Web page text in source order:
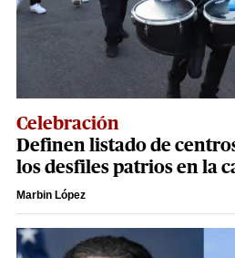
Celebración
Definen listado de
los desfiles patrios en la
Marbin López